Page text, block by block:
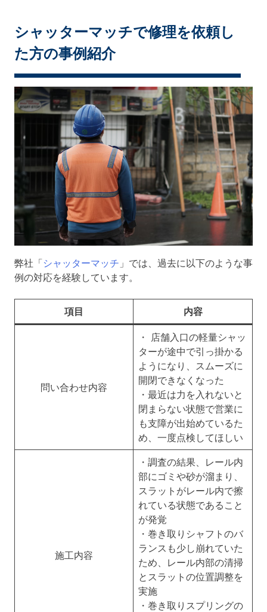
シャッターマッチで修理を依頼し
た方の事例紹介
弊社「シャッターマッチ 」では、過去に以下のような事
例の対応を経験しています。
項目 内容
問い合わせ内容
・ 店舗入口の軽量シャッ
ターが途中で引っ掛かる
ようになり、スムーズに
開閉できなくなった
・最近は力を入れないと
閉まらない状態で営業に
も支障が出始めているた
め、一度点検してほしい
施工内容
・調査の結果、レール内
部にゴミや砂が溜まり、
スラットがレール内で擦
れている状態であること
が発覚
・巻き取りシャフトのバ
ランスも少し崩れていた
ため、レール内部の清掃
とスラットの位置調整を
実施
・巻き取りスプリングの